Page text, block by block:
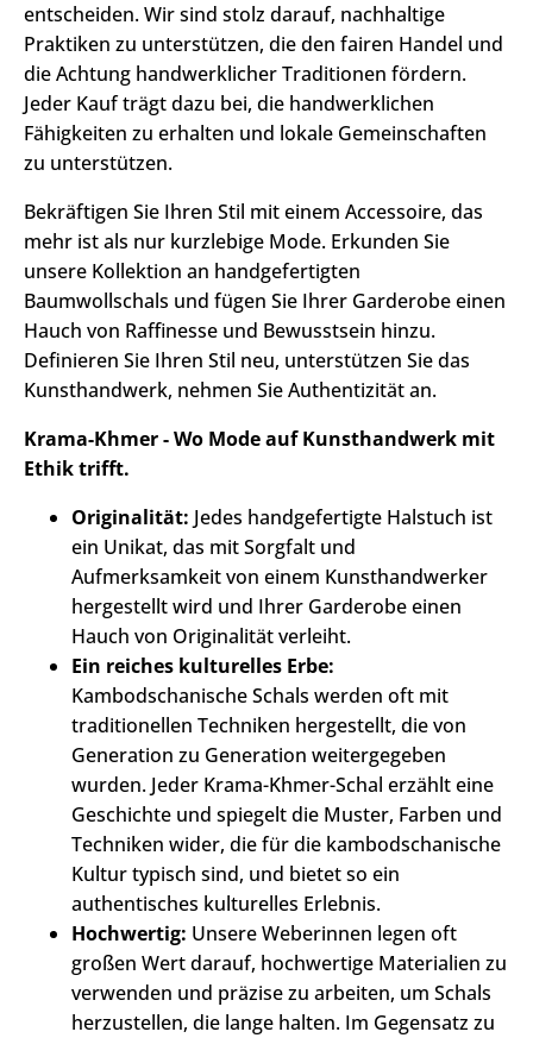
entscheiden. Wir sind stolz darauf, nachhaltige
Praktiken zu unterstützen, die den fairen Handel und
die Achtung handwerklicher Traditionen fördern.
Jeder Kauf trägt dazu bei, die handwerklichen
Fähigkeiten zu erhalten und lokale Gemeinschaften
zu unterstützen.
Bekräftigen Sie Ihren Stil mit einem Accessoire, das
mehr ist als nur kurzlebige Mode. Erkunden Sie
unsere Kollektion an handgefertigten
Baumwollschals und fügen Sie Ihrer Garderobe einen
Hauch von Raffinesse und Bewusstsein hinzu.
Definieren Sie Ihren Stil neu, unterstützen Sie das
Kunsthandwerk, nehmen Sie Authentizität an.
Krama-Khmer - Wo Mode auf Kunsthandwerk mit
Ethik trifft.
Originalität: Jedes handgefertigte Halstuch ist
ein Unikat, das mit Sorgfalt und
Aufmerksamkeit von einem Kunsthandwerker
hergestellt wird und Ihrer Garderobe einen
Hauch von Originalität verleiht.
Ein reiches kulturelles Erbe:
Kambodschanische Schals werden oft mit
traditionellen Techniken hergestellt, die von
Generation zu Generation weitergegeben
wurden. Jeder Krama-Khmer-Schal erzählt eine
Geschichte und spiegelt die Muster, Farben und
Techniken wider, die für die kambodschanische
Kultur typisch sind, und bietet so ein
authentisches kulturelles Erlebnis.
Hochwertig: Unsere Weberinnen legen oft
großen Wert darauf, hochwertige Materialien zu
verwenden und präzise zu arbeiten, um Schals
herzustellen, die lange halten. Im Gegensatz zu